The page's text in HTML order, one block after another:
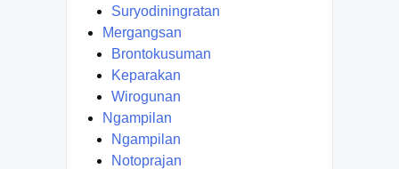
Suryodiningratan
Mergangsan
Brontokusuman
Keparakan
Wirogunan
Ngampilan
Ngampilan
Notoprajan